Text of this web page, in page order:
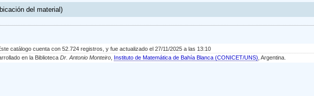
del material)
catálogo cuenta con 52.724 registros, y fue actualizado el 27/11/2025 a las 13:10
en la Biblioteca Dr. Antonio Monteiro Instituto de Matemática de Bahía Blanca (CONICET/UNS) , Argentina.